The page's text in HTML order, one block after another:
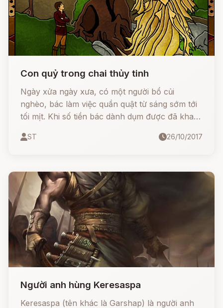
Con quỷ trong chai thủy tinh
Ngày xửa ngày xưa, có một người bổ củi
nghèo, bác làm việc quần quật từ sáng sớm tới
tối mịt. Khi số tiền bác dành dụm được đã kha
ST 26/10/2017
Người anh hùng Keresaspa
Keresaspa (tên khác là Garshap) là người anh